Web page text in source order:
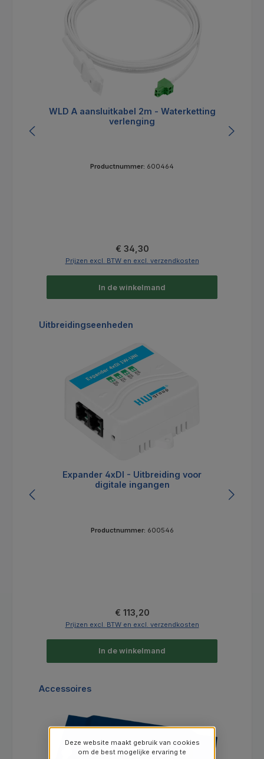
WLD A aansluitkabel 2m - Waterketting
verlenging
Productnummer: 600464
Normale prijs:
€ 34,30
Prijzen excl. BTW en excl. verzendkosten
In de winkelmand
Productgalerij overslaan
Uitbreidingseenheden
Expander 4xDI - Uitbreiding voor
digitale ingangen
Productnummer: 600546
Normale prijs:
€ 113,20
Prijzen excl. BTW en excl. verzendkosten
In de winkelmand
Productgalerij overslaan
Accessoires
Deze website maakt gebruik van cookies
om de best mogelijke ervaring te